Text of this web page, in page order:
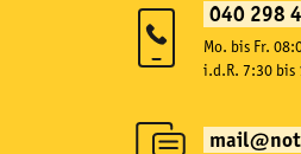
040 298
Mo. bis Fr.
i.d.R. 7:30 bis